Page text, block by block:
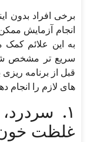
برخی افراد بدون
انجام آزمایش
به این علائم
سریع تر مشخص
قبل از برنامه
های لازم را انجام
۱.
غلظت